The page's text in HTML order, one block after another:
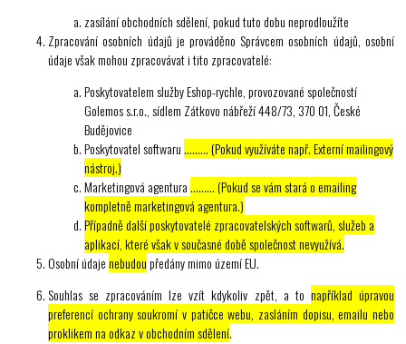
zasílání obchodních sdělení, pokud tuto dobu neprodloužíte
Zpracování osobních údajů je prováděno Správcem osobních údajů, osobní
údaje však mohou zpracovávat i tito zpracovatelé:
Poskytovatelem služby Eshop-rychle, provozované společností
Golemos s.r.o., sídlem Zátkovo nábřeží 448/73, 370 01, České
Budějovice
Poskytovatel softwaru ……… (Pokud využíváte např. Externí mailingový
nástroj.)
Marketingová agentura ……… (Pokud se vám stará o emailing
kompletně marketingová agentura.)
Případně další poskytovatelé zpracovatelských softwarů, služeb a
aplikací, které však v současné době společnost nevyužívá.
Osobní údajenebudoupředány mimo území EU.
Souhlas se zpracováním lze vzít kdykoliv zpět, a to například úpravou
preferencí ochrany soukromí v patičce webu, zasláním dopisu, emailu nebo
proklikem na odkaz v obchodním sdělení.